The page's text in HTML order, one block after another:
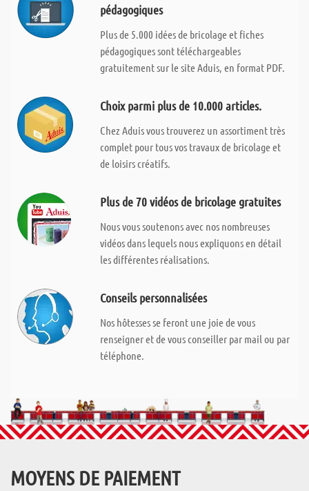
pédagogiques
Plus de 5.000 idées de bricolage et fiches
pédagogiques sont téléchargeables
gratuitement sur le site Aduis, en format PDF.
Choix parmi plus de 10.000 articles.
Chez Aduis vous trouverez un assortiment très
complet pour tous vos travaux de bricolage et
de loisirs créatifs.
Plus de 70 vidéos de bricolage gratuites
Nous vous soutenons avec nos nombreuses
vidéos dans lequels nous expliquons en détail
les différentes réalisations.
Conseils personnalisées
Nos hôtesses se feront une joie de vous
renseigner et de vous conseiller par mail ou par
téléphone.
MOYENS DE PAIEMENT